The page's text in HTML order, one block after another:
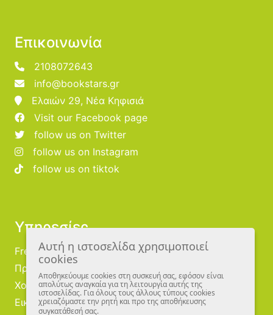
Επικοινωνία
2108072643
info@bookstars.gr
Ελαιών 29, Νέα Κηφισιά
Visit our Facebook page
follow us on Twitter
follow us on Instagram
follow us on tiktok
Υπηρεσίες
Free Publishing
Προμηθευτές
Χονδρική
Εικονογράφοι
Αυτή η ιστοσελίδα χρησιμοποιεί
cookies
Αποθηκεύουμε cookies στη συσκευή σας, εφόσον είναι
απολύτως αναγκαία για τη λειτουργία αυτής της
ιστοσελίδας. Για όλους τους άλλους τύπους cookies
χρειαζόμαστε την ρητή και προ της αποθήκευσης
συγκατάθεσή σας.